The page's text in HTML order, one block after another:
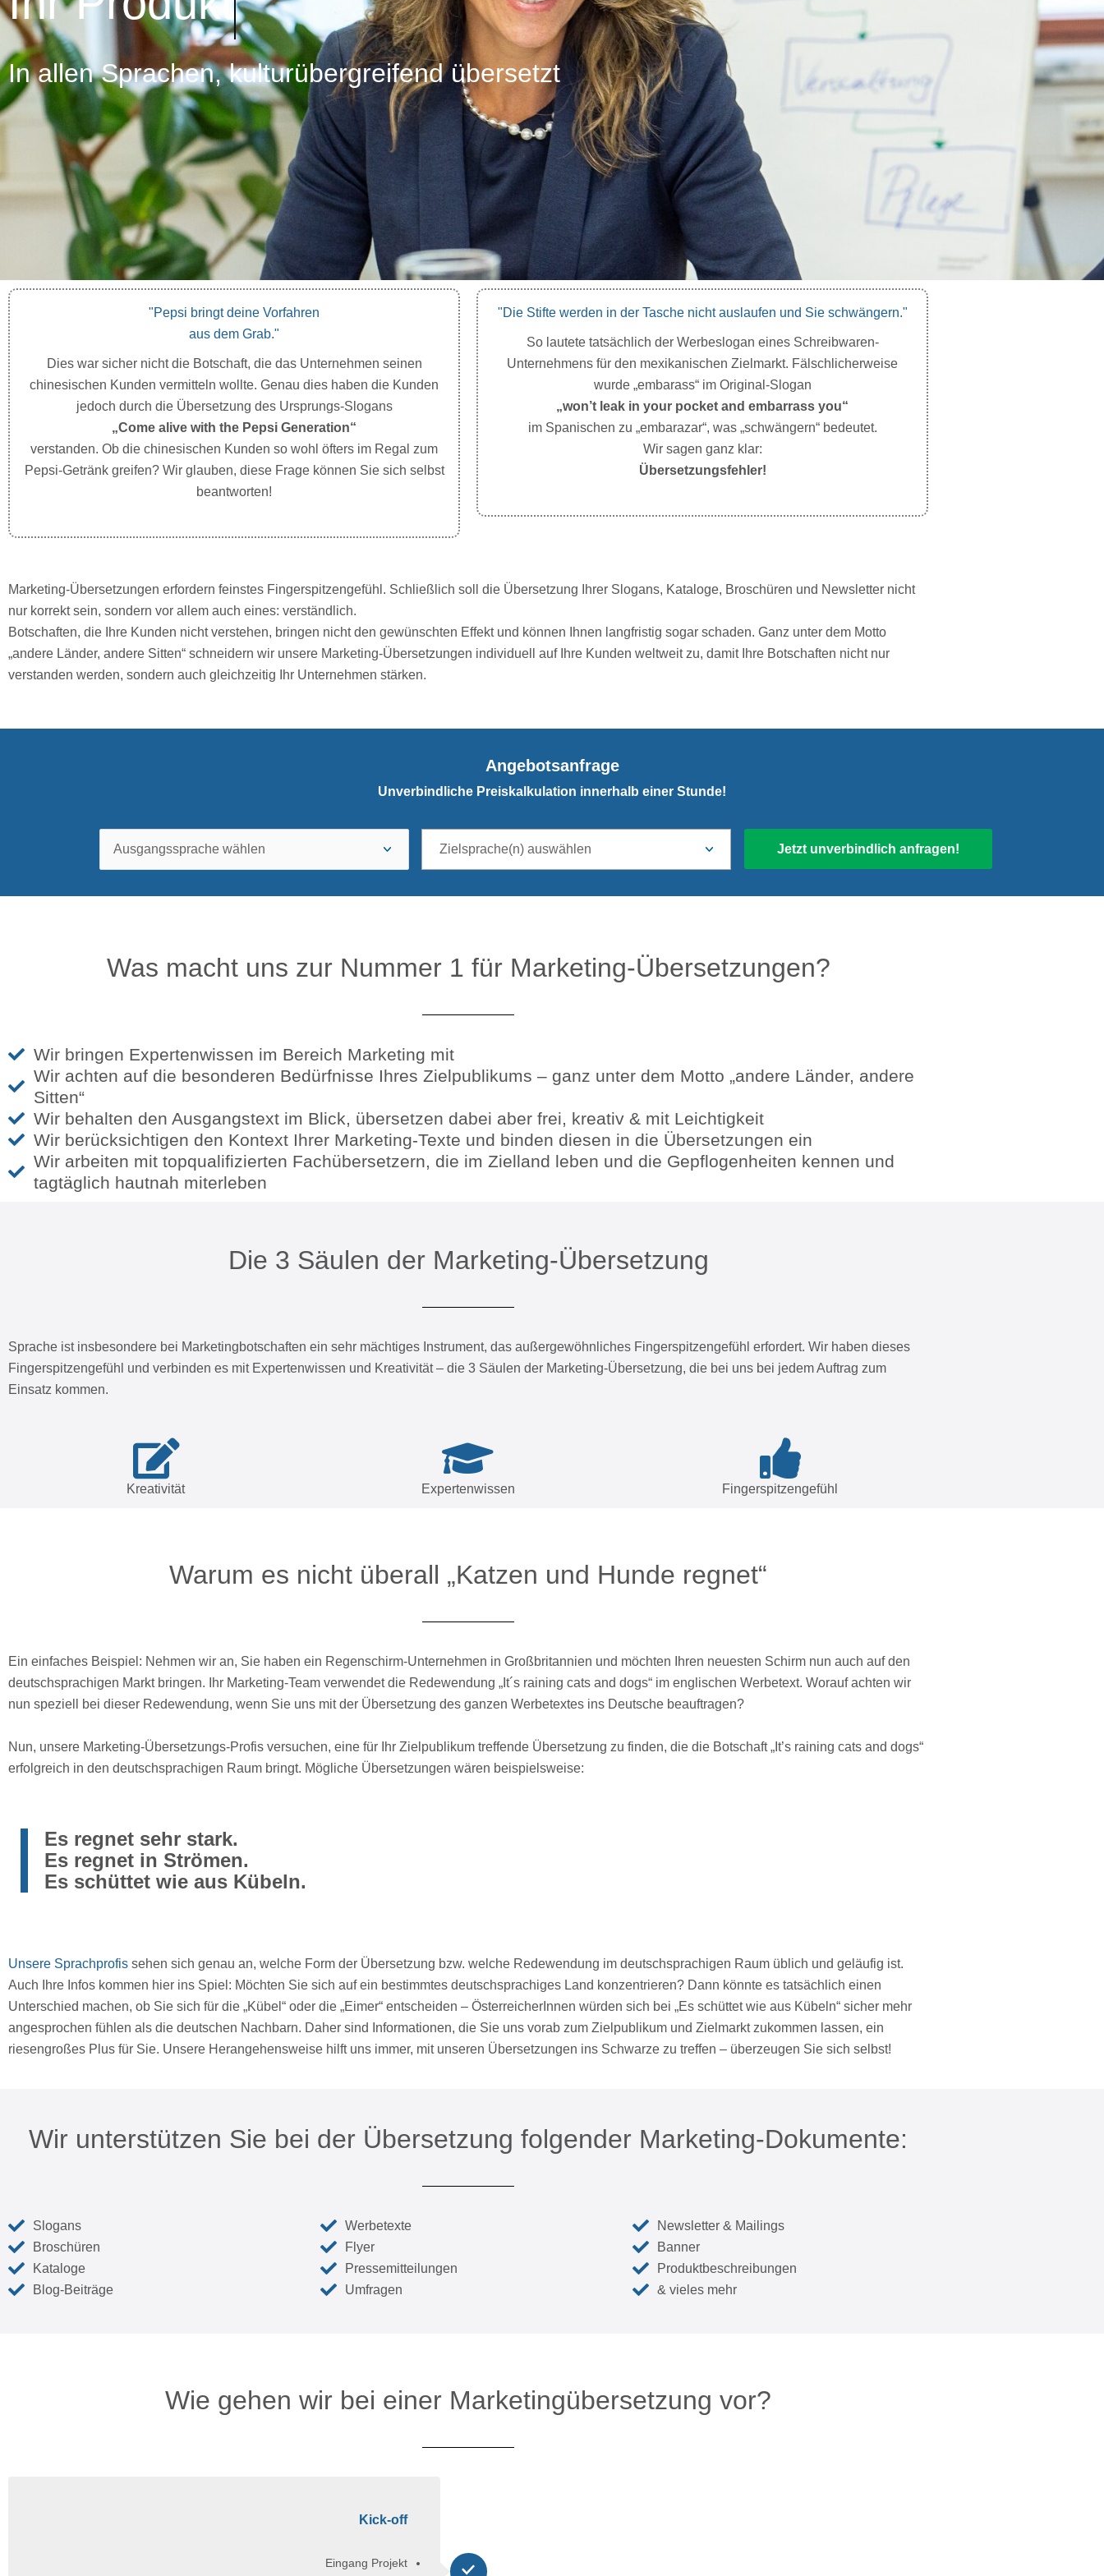
In allen Sprachen, kulturübergreifend übersetzt
"Pepsi bringt deine Vorfahren
aus dem Grab."
Dies war sicher nicht die Botschaft, die das Unternehmen seinen
chinesischen Kunden vermitteln wollte. Genau dies haben die Kunden
jedoch durch die Übersetzung des Ursprungs-Slogans
„Come alive with the Pepsi Generation“
verstanden. Ob die chinesischen Kunden so wohl öfters im Regal zum
Pepsi-Getränk greifen? Wir glauben, diese Frage können Sie sich selbst
beantworten!
"Die Stifte werden in der Tasche nicht auslaufen und Sie schwängern.​"
So lautete tatsächlich der Werbeslogan eines Schreibwaren-
Unternehmens für den mexikanischen Zielmarkt. Fälschlicherweise
wurde „embarass“ im Original-Slogan
„won’t leak in your pocket and embarrass you“
im Spanischen zu „embarazar“, was „schwängern“ bedeutet.
Wir sagen ganz klar:
Übersetzungsfehler!
Marketing-Übersetzungen erfordern feinstes Fingerspitzengefühl. Schließlich soll die Übersetzung Ihrer Slogans, Kataloge, Broschüren und Newsletter nicht
nur korrekt sein, sondern vor allem auch eines: verständlich.
Botschaften, die Ihre Kunden nicht verstehen, bringen nicht den gewünschten Effekt und können Ihnen langfristig sogar schaden. Ganz unter dem Motto
„andere Länder, andere Sitten“ schneidern wir unsere Marketing-Übersetzungen individuell auf Ihre Kunden weltweit zu, damit Ihre Botschaften nicht nur
verstanden werden, sondern auch gleichzeitig Ihr Unternehmen stärken.
Angebotsanfrage
Unverbindliche Preiskalkulation innerhalb einer Stunde!
Was macht uns zur Nummer 1 für Marketing-Übersetzungen?
Wir bringen Expertenwissen im Bereich Marketing mit
Wir achten auf die besonderen Bedürfnisse Ihres Zielpublikums – ganz unter dem Motto „andere Länder, andere
Sitten“
Wir behalten den Ausgangstext im Blick, übersetzen dabei aber frei, kreativ & mit Leichtigkeit
Wir berücksichtigen den Kontext Ihrer Marketing-Texte und binden diesen in die Übersetzungen ein
Wir arbeiten mit topqualifizierten Fachübersetzern, die im Zielland leben und die Gepflogenheiten kennen und
tagtäglich hautnah miterleben
Die 3 Säulen der Marketing-Übersetzung
Sprache ist insbesondere bei Marketingbotschaften ein sehr mächtiges Instrument, das außergewöhnliches Fingerspitzengefühl erfordert. Wir haben dieses
Fingerspitzengefühl und verbinden es mit Expertenwissen und Kreativität – die 3 Säulen der Marketing-Übersetzung, die bei uns bei jedem Auftrag zum
Einsatz kommen.
Kreativität Expertenwissen​ Fingerspitzengefühl
Warum es nicht überall „Katzen und Hunde regnet“
Ein einfaches Beispiel: Nehmen wir an, Sie haben ein Regenschirm-Unternehmen in Großbritannien und möchten Ihren neuesten Schirm nun auch auf den
deutschsprachigen Markt bringen. Ihr Marketing-Team verwendet die Redewendung „It´s raining cats and dogs“ im englischen Werbetext. Worauf achten wir
nun speziell bei dieser Redewendung, wenn Sie uns mit der Übersetzung des ganzen Werbetextes ins Deutsche beauftragen?
Nun, unsere Marketing-Übersetzungs-Profis versuchen, eine für Ihr Zielpublikum treffende Übersetzung zu finden, die die Botschaft „It’s raining cats and dogs“
erfolgreich in den deutschsprachigen Raum bringt. Mögliche Übersetzungen wären beispielsweise:
Es regnet sehr stark.
Es regnet in Strömen.
Es schüttet wie aus Kübeln.
Unsere Sprachprofis sehen sich genau an, welche Form der Übersetzung bzw. welche Redewendung im deutschsprachigen Raum üblich und geläufig ist.
Auch Ihre Infos kommen hier ins Spiel: Möchten Sie sich auf ein bestimmtes deutschsprachiges Land konzentrieren? Dann könnte es tatsächlich einen
Unterschied machen, ob Sie sich für die „Kübel“ oder die „Eimer“ entscheiden – ÖsterreicherInnen würden sich bei „Es schüttet wie aus Kübeln“ sicher mehr
angesprochen fühlen als die deutschen Nachbarn. Daher sind Informationen, die Sie uns vorab zum Zielpublikum und Zielmarkt zukommen lassen, ein
riesengroßes Plus für Sie. Unsere Herangehensweise hilft uns immer, mit unseren Übersetzungen ins Schwarze zu treffen – überzeugen Sie sich selbst!
Wir unterstützen Sie bei der Übersetzung folgender Marketing-Dokumente:
Slogans
Broschüren
Kataloge
Blog-Beiträge
Werbetexte
Flyer
Pressemitteilungen
Umfragen
Newsletter & Mailings
Banner
Produktbeschreibungen
& vieles mehr
Wie gehen wir bei einer Marketingübersetzung vor?
Kick-off
Eingang Projekt